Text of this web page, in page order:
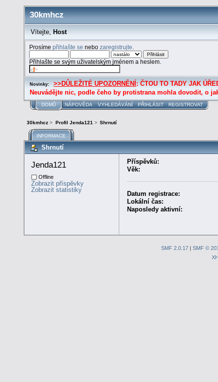
30kmhcz
Vítejte, Host
Prosímepřihlašte se nebozaregistrujte
Přihlašte se svým uživatelským jménem a heslem.
Novinky: >>DŮLEŽITÉ UPOZORNĚNÍ : ČTOU TO TADY JAK
Neuvádějte nic, podle čeho by protistrana mohla dovodit, o
DOMŮ NÁPOVĚDA VYHLEDÁVÁNÍ PŘIHLÁSIT REGISTROVAT
30kmhcz > Profil Jenda121> Shrnutí
INFORMACE
Shrnutí
Jenda121
Offline
Zobrazit příspěvky
Zobrazit statistiky
Příspěvků:
Věk:
Datum registrace:
Lokální čas:
Naposledy aktivní:
SMF 2.0.17| SMF ©